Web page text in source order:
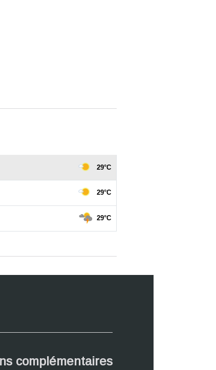
complémentaires